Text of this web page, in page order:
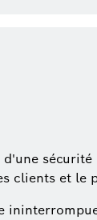
d'une
clients et le